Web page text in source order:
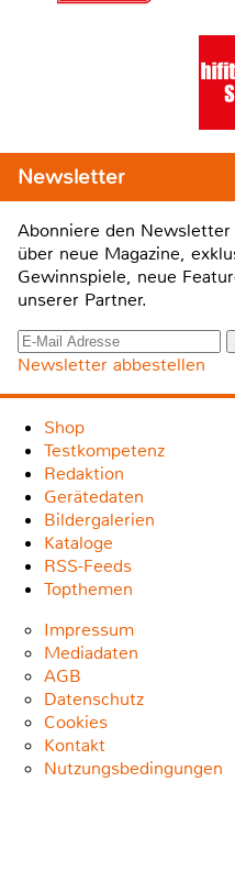
Newsletter
Abonniere den
über neue Magazine,
Gewinnspiele, neue
unserer Partner.
Newsletter abbestellen
Shop
Testkompetenz
Redaktion
Gerätedaten
Bildergalerien
Kataloge
RSS-Feeds
Topthemen
Impressum
Mediadaten
AGB
Datenschutz
Cookies
Kontakt
Nutzungsbedingungen